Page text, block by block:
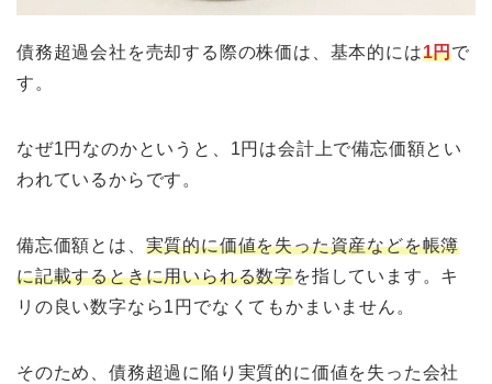
債務超過会社を売却する際の株価は、基本的には1円で
す。
なぜ1円なのかというと、1円は会計上で備忘価額とい
われているからです。
備忘価額とは、 実質的に価値を失った資産などを帳簿
に記載するときに用いられる数字を指しています。キ
リの良い数字なら1円でなくてもかまいません。
そのため、債務超過に陥り実質的に価値を失った会社